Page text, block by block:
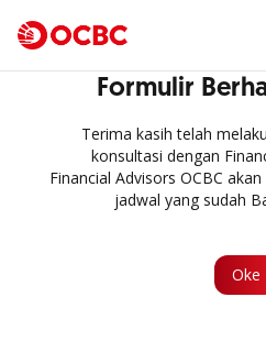
Formulir
Terima kasih telah
konsultasi dengan
Financial Advisors OCBC
jadwal yang sudah
Oke